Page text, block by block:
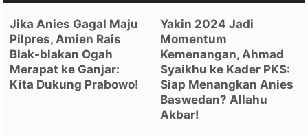
Jika Anies Gagal Maju
Pilpres, Amien Rais
Blak-blakan Ogah
Merapat ke Ganjar:
Kita Dukung Prabowo!
Yakin 2024 Jadi
Momentum
Kemenangan, Ahmad
Syaikhu ke Kader PKS:
Siap Menangkan Anies
Baswedan? Allahu
Akbar!